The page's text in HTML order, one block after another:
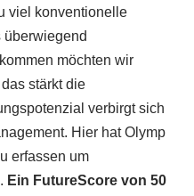
viel konventionelle
überwiegend
möchten wir
stärkt die
verbirgt sich
Hier hat Olymp
erfassen um
Ein FutureScore von 50